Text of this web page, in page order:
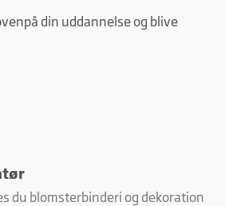
din uddannelse og blive
du blomsterbinderi og dekoration